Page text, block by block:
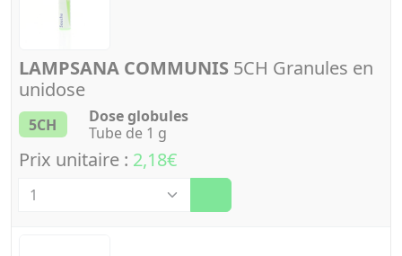
LAMPSANA COMMUNIS 5CH Granules en
unidose
5CH
Dose globules
Tube de 1 g
Prix unitaire : 2,18€